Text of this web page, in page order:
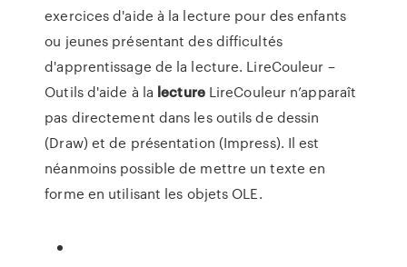
exercices d'aide à la lecture pour des enfants
ou jeunes présentant des difficultés
d'apprentissage de la lecture. LireCouleur –
Outils d'aide à la lectureLireCouleur n’apparaît
pas directement dans les outils de dessin
(Draw) et de présentation (Impress). Il est
néanmoins possible de mettre un texte en
forme en utilisant les objets OLE.